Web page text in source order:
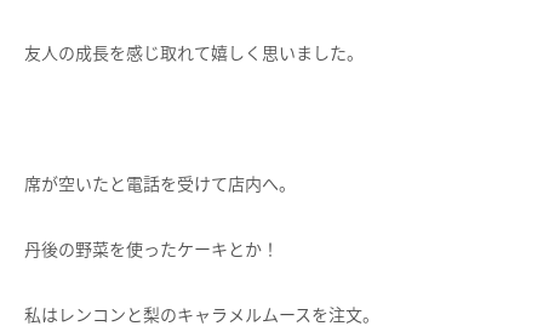
友人の成長を感じ取れて嬉しく思いました。
席が空いたと電話を受けて店内へ。
丹後の野菜を使ったケーキとか！
私はレンコンと梨のキャラメルムースを注文。